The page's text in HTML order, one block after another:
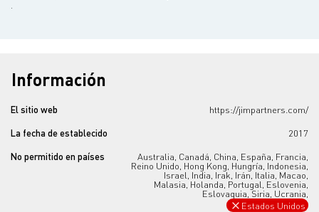
Información
El sitio web https://jimpartners.com/
La fecha de establecido 2017
No permitido en países Australia, Canadá, China, España, Francia,
Reino Unido, Hong Kong, Hungría, Indonesia,
Israel, India, Irak, Irán, Italia, Macao,
Malasia, Holanda, Portugal, Eslovenia,
Eslovaquia, Siria, Ucrania,
Estados Unidos